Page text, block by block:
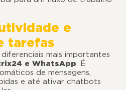
e
tarefas
mais importantes
e WhatsApp. É
de mensagens,
e até ativar chatbots